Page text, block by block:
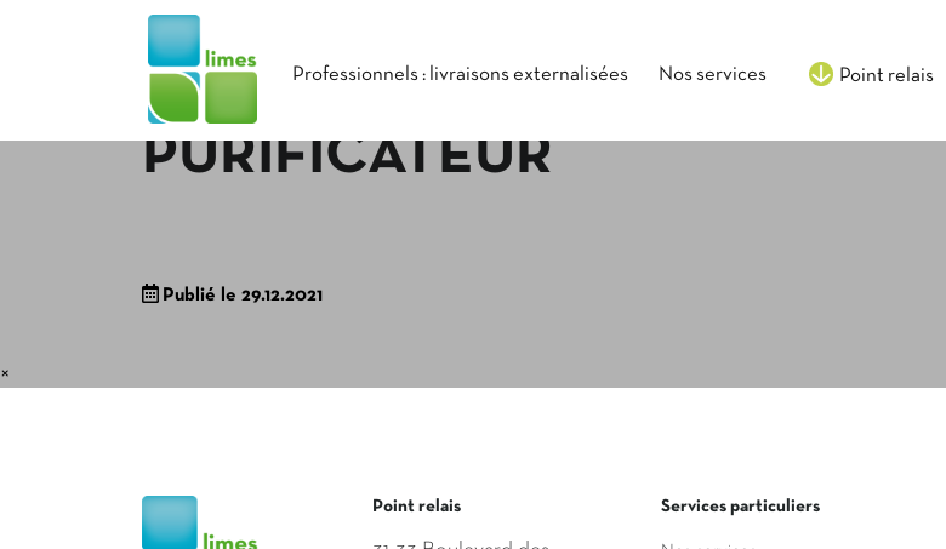
Professionnels : livraisons externalisées Nos services Point relais
PURIFICATEUR
Publié le 29.12.2021
×
Point relais Services particuliers